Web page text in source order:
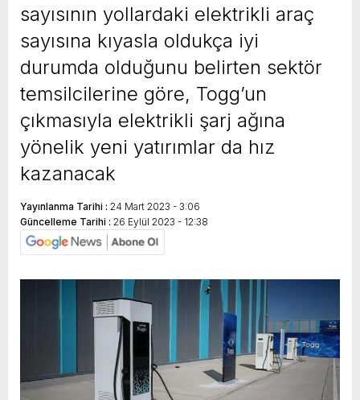
sayısının yollardaki elektrikli araç
sayısına kıyasla oldukça iyi
durumda olduğunu belirten sektör
temsilcilerine göre, Togg’un
çıkmasıyla elektrikli şarj ağına
yönelik yeni yatırımlar da hız
kazanacak
Yayınlanma Tarihi : 24 Mart 2023 - 3:06
Güncelleme Tarihi : 26 Eylül 2023 - 12:38